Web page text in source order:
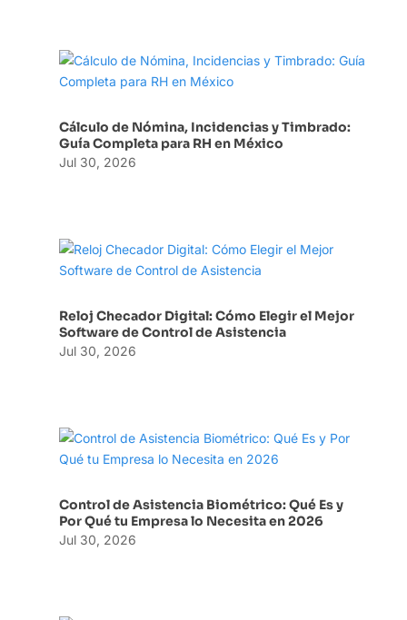
Cálculo de Nómina, Incidencias y Timbrado:
Guía Completa para RH en México
Jul 30, 2026
Reloj Checador Digital: Cómo Elegir el Mejor
Software de Control de Asistencia
Jul 30, 2026
Control de Asistencia Biométrico: Qué Es y
Por Qué tu Empresa lo Necesita en 2026
Jul 30, 2026